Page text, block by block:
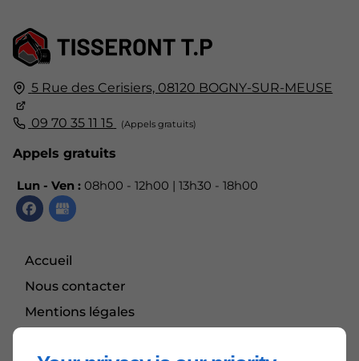
5 Rue des Cerisiers, 08120 BOGNY-SUR-MEUSE
09 70 35 11 15
Appels gratuits
Lun - Ven : 08h00 - 12h00 | 13h30 - 18h00
Accueil
Nous contacter
Mentions légales